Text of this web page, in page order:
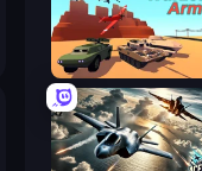
Warzone Armor